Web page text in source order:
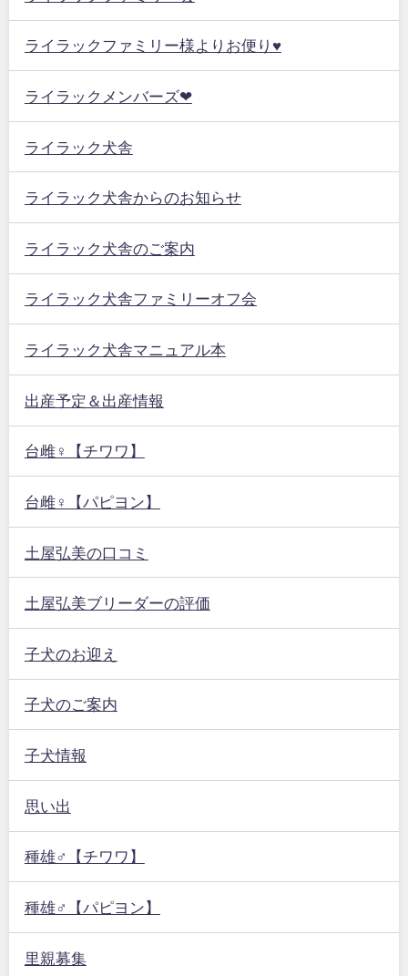
ライラックファミリー様よりお便り♥
ライラックメンバーズ❤
ライラック犬舎
ライラック犬舎からのお知らせ
ライラック犬舎のご案内
ライラック犬舎ファミリーオフ会
ライラック犬舎マニュアル本
出産予定＆出産情報
台雌♀【チワワ】
台雌♀【パピヨン】
土屋弘美の口コミ
土屋弘美ブリーダーの評価
子犬のお迎え
子犬のご案内
子犬情報
思い出
種雄♂【チワワ】
種雄♂【パピヨン】
里親募集